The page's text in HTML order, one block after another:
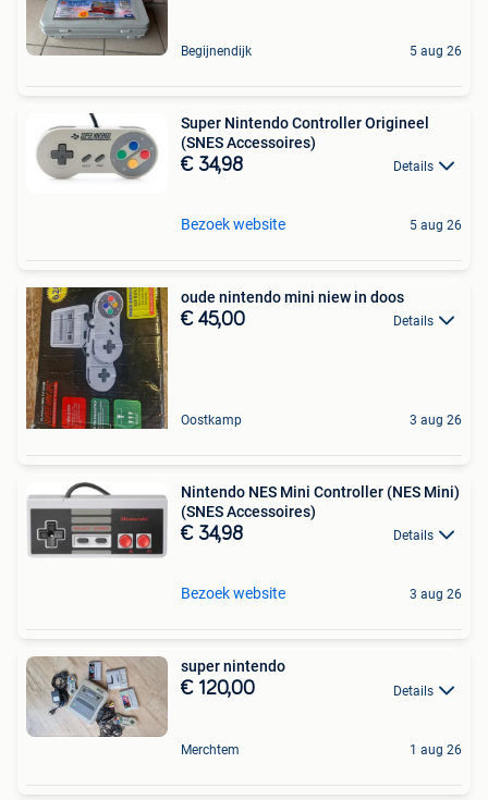
Begijnendijk 5 aug 26
Super Nintendo Controller Origineel
(SNES Accessoires)
€ 34,98 Details
Bezoek website 5 aug 26
oude nintendo mini niew in doos
€ 45,00 Details
Oostkamp 3 aug 26
Nintendo NES Mini Controller (NES Mini)
(SNES Accessoires)
€ 34,98 Details
Bezoek website 3 aug 26
super nintendo
€ 120,00 Details
Merchtem 1 aug 26